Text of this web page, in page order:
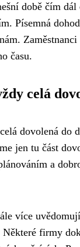
době čím
Písemná
času.
celá
dovolená do
jen tu část
a
více
firmy